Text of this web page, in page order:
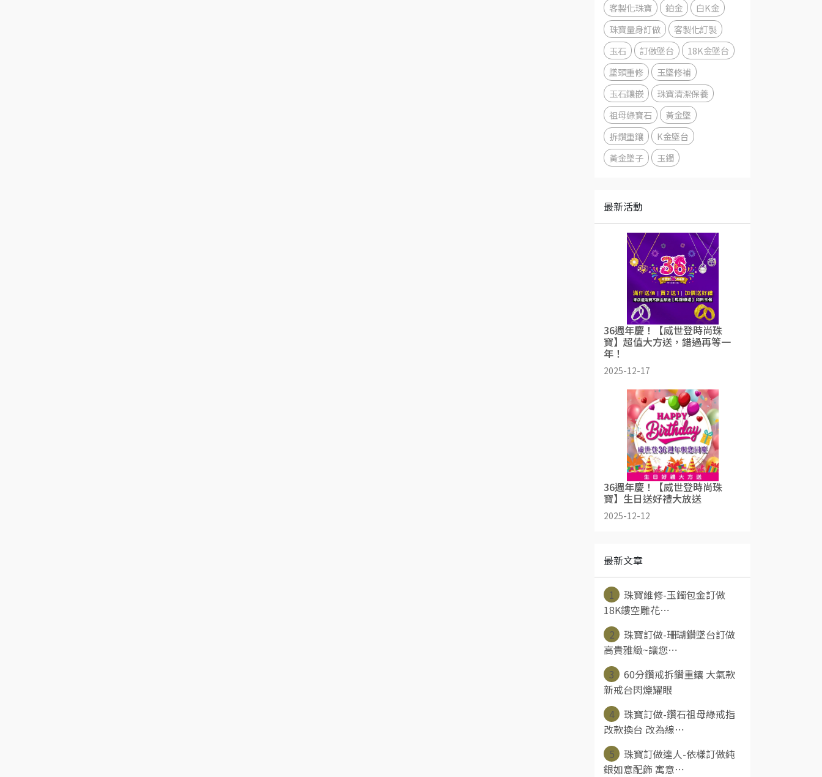
客製化珠寶
鉑金
白K金
珠寶量身訂做
客製化訂製
玉石
訂做墜台
18K金墜台
墜頭重修
玉墜修補
玉石鑲嵌
珠寶清潔保養
祖母綠寶石
黃金墜
拆鑽重鑲
K金墜台
黃金墜子
玉鐲
最新活動
36週年慶！【威世登時尚珠
寶】超值大方送，錯過再等一
年！
2025-12-17
36週年慶！【威世登時尚珠
寶】生日送好禮大放送
2025-12-12
最新文章
1
珠寶維修-玉鐲包金訂做
18K鏤空雕花⋯
2
珠寶訂做-珊瑚鑽墜台訂做
高貴雅緻~讓您⋯
3
60分鑽戒拆鑽重鑲 大氣款
新戒台閃爍耀眼
4
珠寶訂做-鑽石祖母綠戒指
改款換台 改為線⋯
5
珠寶訂做達人-依樣訂做純
銀如意配飾 寓意⋯